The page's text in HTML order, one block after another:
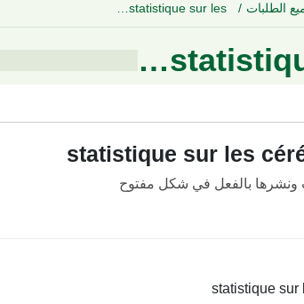
الطلبات statistique sur les…
statistique sur les
ونشرها بالفعل في شكل مفتوح
statistique sur